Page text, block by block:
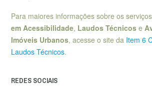
Para maiores informações sobre os
em Acessibilidade, Laudos Técnicos e
Imóveis Urbanos, acesse o site da Item 6
Laudos Técnicos.
REDES SOCIAIS